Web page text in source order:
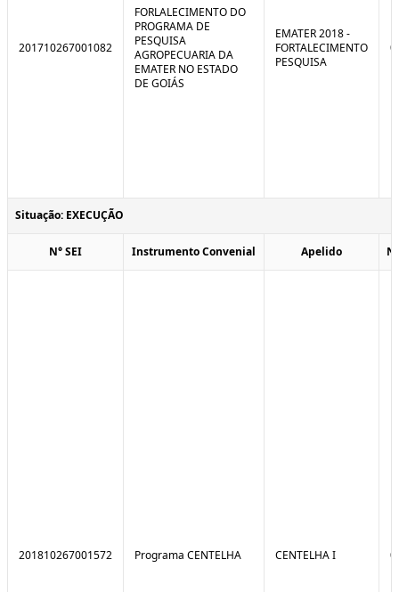
201710267001082
FORLALECIMENTO DO
PROGRAMA DE
PESQUISA
AGROPECUARIA DA
EMATER NO ESTADO
DE GOIÁS
EMATER 2018 -
FORTALECIMENTO
PESQUISA
Situação: EXECUÇÃO
N° SEI Instrumento Convenial Apelido
201810267001572 Programa CENTELHA CENTELHA I